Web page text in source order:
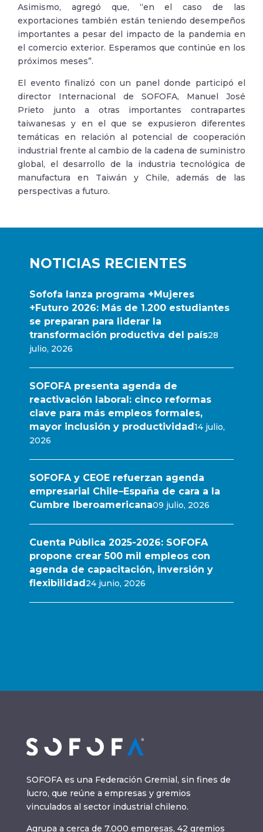
NOTICIAS RECIENTES
Sofofa lanza programa +Mujeres
+Futuro 2026: Más de 1.200 estudiantes
se preparan para liderar la
transformación productiva del país28
julio, 2026
SOFOFA presenta agenda de
reactivación laboral: cinco reformas
clave para más empleos formales,
mayor inclusión y productividad14 julio,
2026
SOFOFA y CEOE refuerzan agenda
empresarial Chile–España de cara a la
Cumbre Iberoamericana09 julio, 2026
Cuenta Pública 2025-2026: SOFOFA
propone crear 500 mil empleos con
agenda de capacitación, inversión y
flexibilidad24 junio, 2026
Asimismo, agregó que, “en el caso de las
exportaciones también están teniendo desempeños
importantes a pesar del impacto de la pandemia en
el comercio exterior. Esperamos que continúe en los
próximos meses”.
El evento finalizó con un panel donde participó el
director Internacional de SOFOFA, Manuel José
Prieto junto a otras importantes contrapartes
taiwanesas y en el que se expusieron diferentes
temáticas en relación al potencial de cooperación
industrial frente al cambio de la cadena de suministro
global, el desarrollo de la industria tecnológica de
manufactura en Taiwán y Chile, además de las
perspectivas a futuro.
SOFOFA es una Federación Gremial, sin fines de
lucro, que reúne a empresas y gremios
vinculados al sector industrial chileno.
Agrupa a cerca de 7.000 empresas, 42 gremios